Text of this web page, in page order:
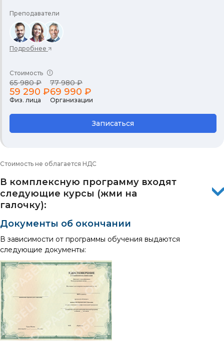
Преподаватели
Подробнее
Стоимость
65 980 ₽
59 290 ₽
Физ. лица
77 980 ₽
69 990 ₽
Организации
Записаться
Стоимость не облагается НДС
В комплексную программу входят
следующие курсы (жми на
галочку):
Документы об окончании
В зависимости от программы обучения выдаются
следующие документы: